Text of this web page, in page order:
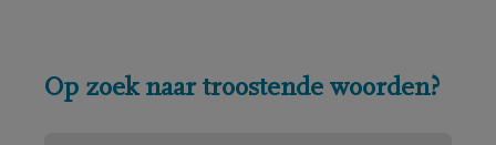
Op zoek naar troostende woorden?